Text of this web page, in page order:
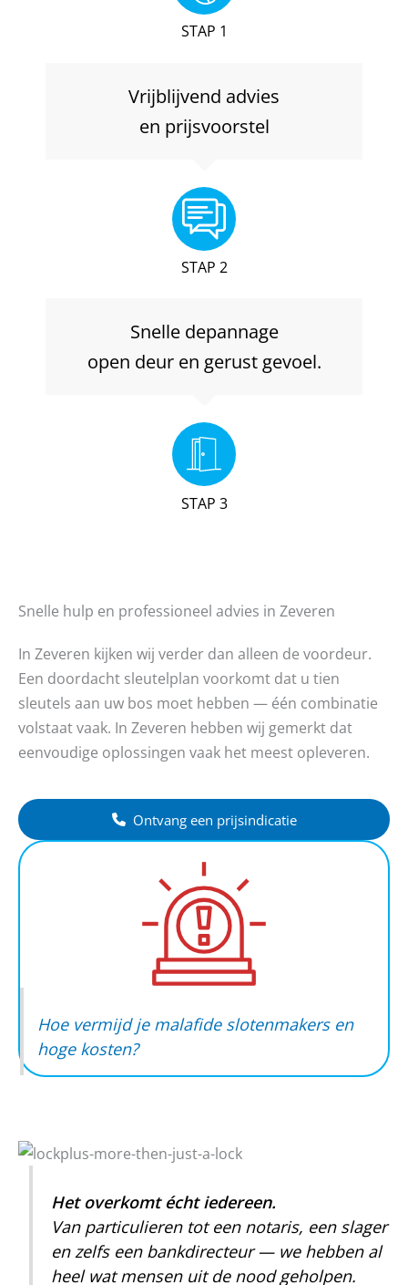
STAP 1
Vrijblijvend advies
en prijsvoorstel
STAP 2
Snelle depannage
open deur en gerust gevoel.
STAP 3
Snelle hulp en professioneel advies in Zeveren
In Zeveren kijken wij verder dan alleen de voordeur.
Een doordacht sleutelplan voorkomt dat u tien
sleutels aan uw bos moet hebben — één combinatie
volstaat vaak. In Zeveren hebben wij gemerkt dat
eenvoudige oplossingen vaak het meest opleveren.
Ontvang een prijsindicatie
Hoe vermijd je malafide slotenmakers en
hoge kosten?
Het overkomt écht iedereen.
Van particulieren tot een notaris, een slager
en zelfs een bankdirecteur — we hebben al
heel wat mensen uit de nood geholpen.